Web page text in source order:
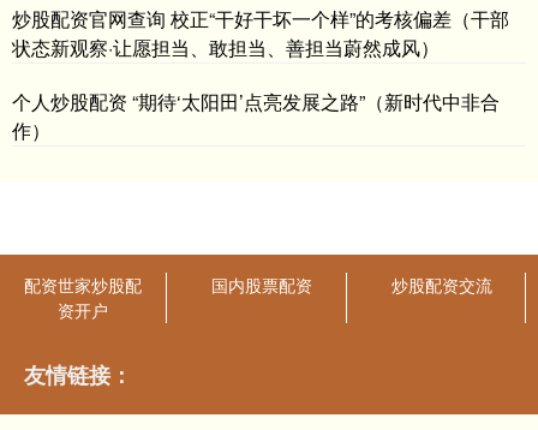
炒股配资官网查询 校正“干好干坏一个样”的考核偏差（干部
状态新观察·让愿担当、敢担当、善担当蔚然成风）
个人炒股配资 “期待‘太阳田’点亮发展之路”（新时代中非合
作）
配资世家炒股配
资开户
国内股票配资 炒股配资交流
友情链接：